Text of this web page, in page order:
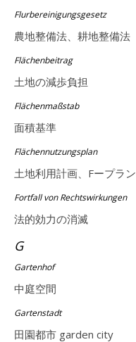
Flurbereinigungsgesetz
農地整備法、耕地整備法
Flächenbeitrag
土地の減歩負担
Flächenmaßstab
面積基準
Flächennutzungsplan
土地利用計画、Fープラン
Fortfall von Rechtswirkungen
法的効力の消滅
G
Gartenhof
中庭空間
Gartenstadt
田園都市 garden city